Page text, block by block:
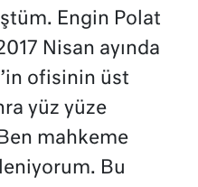
Engin Polat
Nisan ayında
ofisinin üst
yüz yüze
mahkeme
Bu